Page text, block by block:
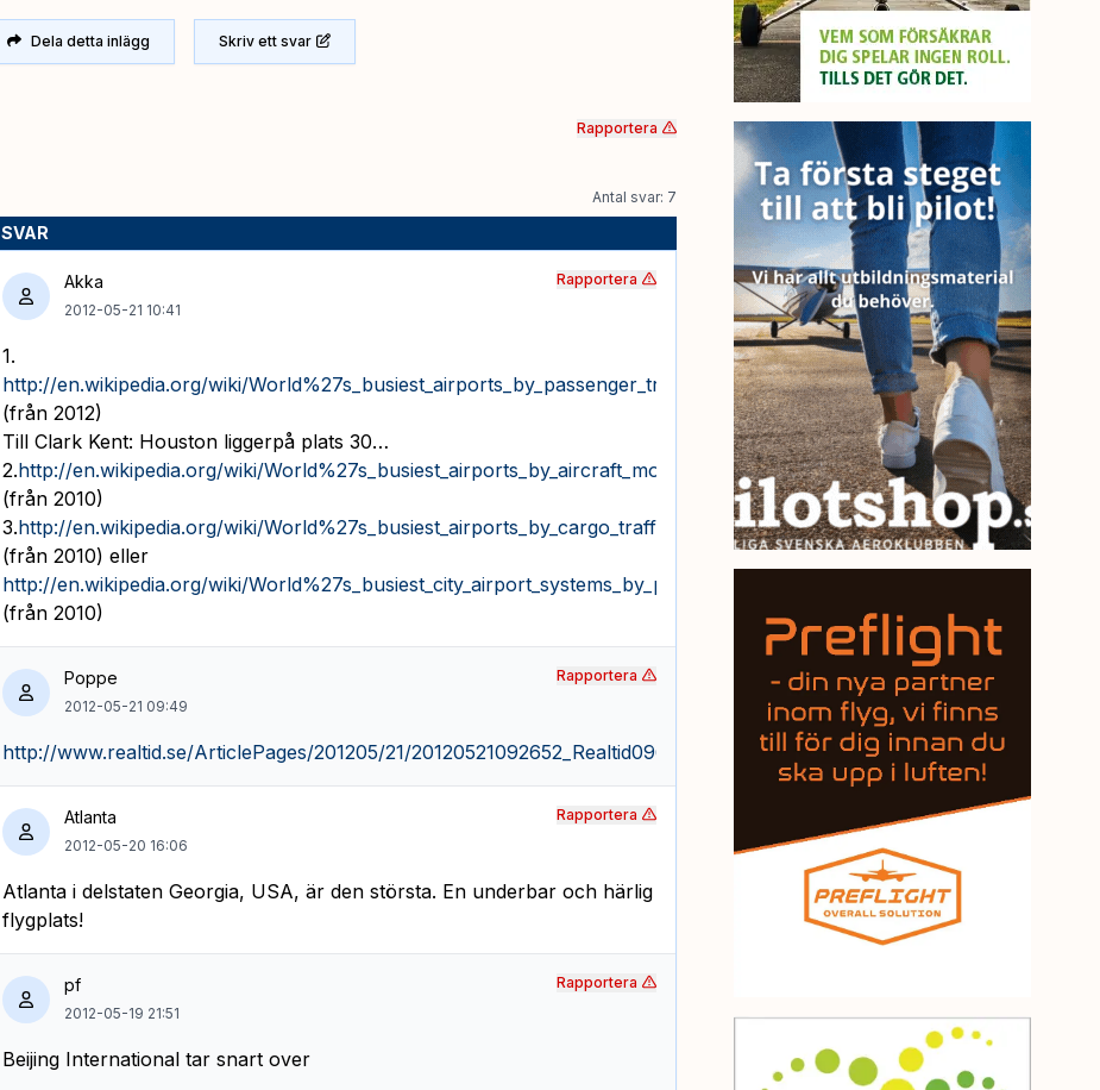
Dela detta inlägg Skriv ett svar
Rapportera
Antal svar: 7
SVAR
Akka
2012-05-21 10:41
1.
http://en.wikipedia.org/wiki/World%27s_busiest_airports_by_passenger_traffic
(från 2012)
Till Clark Kent: Houston liggerpå plats 30…
2.http://en.wikipedia.org/wiki/World%27s_busiest_airports_by_aircraft_movements
(från 2010)
3.http://en.wikipedia.org/wiki/World%27s_busiest_airports_by_cargo_traffic
(från 2010) eller
http://en.wikipedia.org/wiki/World%27s_busiest_city_airport_systems_by_passenger_traffic
(från 2010)
Rapportera
Poppe
2012-05-21 09:49
http://www.realtid.se/ArticlePages/201205/21/20120521092652_Realtid096/20120521092652_Realtid096.dbp.asp
Rapportera
Atlanta
2012-05-20 16:06
Atlanta i delstaten Georgia, USA, är den största. En underbar och härlig
flygplats!
Rapportera
pf
2012-05-19 21:51
Beijing International tar snart over
Rapportera